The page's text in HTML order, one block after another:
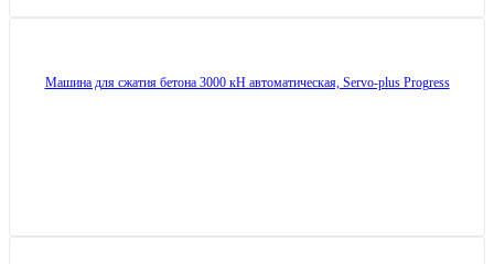
Машина для сжатия бетона 3000 кН автоматическая, Servo-plus Progress